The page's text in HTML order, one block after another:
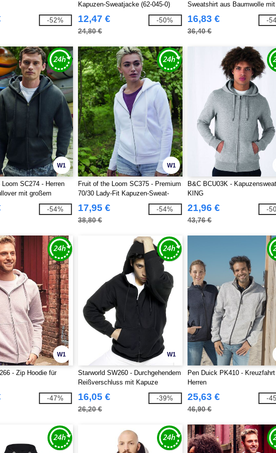
-52%
Kapuzen-Sweatjacke (62-045-0)
12,47 €
24,80 €
-50%
Sweatshirt aus Baumwolle mit
Reißverschluss
16,83 €
36,40 €
-
W1
SC274 - Herren
mit großem
-54%
W1
Fruit of the Loom SC375 - Premium
70/30 Lady-Fit Kapuzen-Sweat-
Jacke
17,95 €
38,80 €
-54%
B&C BCU03K -
KING
21,96 €
43,76 €
-
W1
- Zip Hoodie für
-47%
W1
Starworld SW260 - Durchgehendem
Reißverschluss mit Kapuze
16,05 €
26,20 €
-39%
Pen Duick PK410 - Kreuzfahrt
Herren
25,63 €
46,90 €
-